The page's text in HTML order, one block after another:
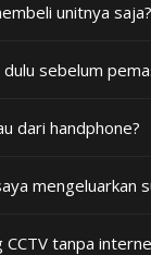
unitnya saja?
sebelum
dari handphone?
mengeluarkan
CCTV tanpa